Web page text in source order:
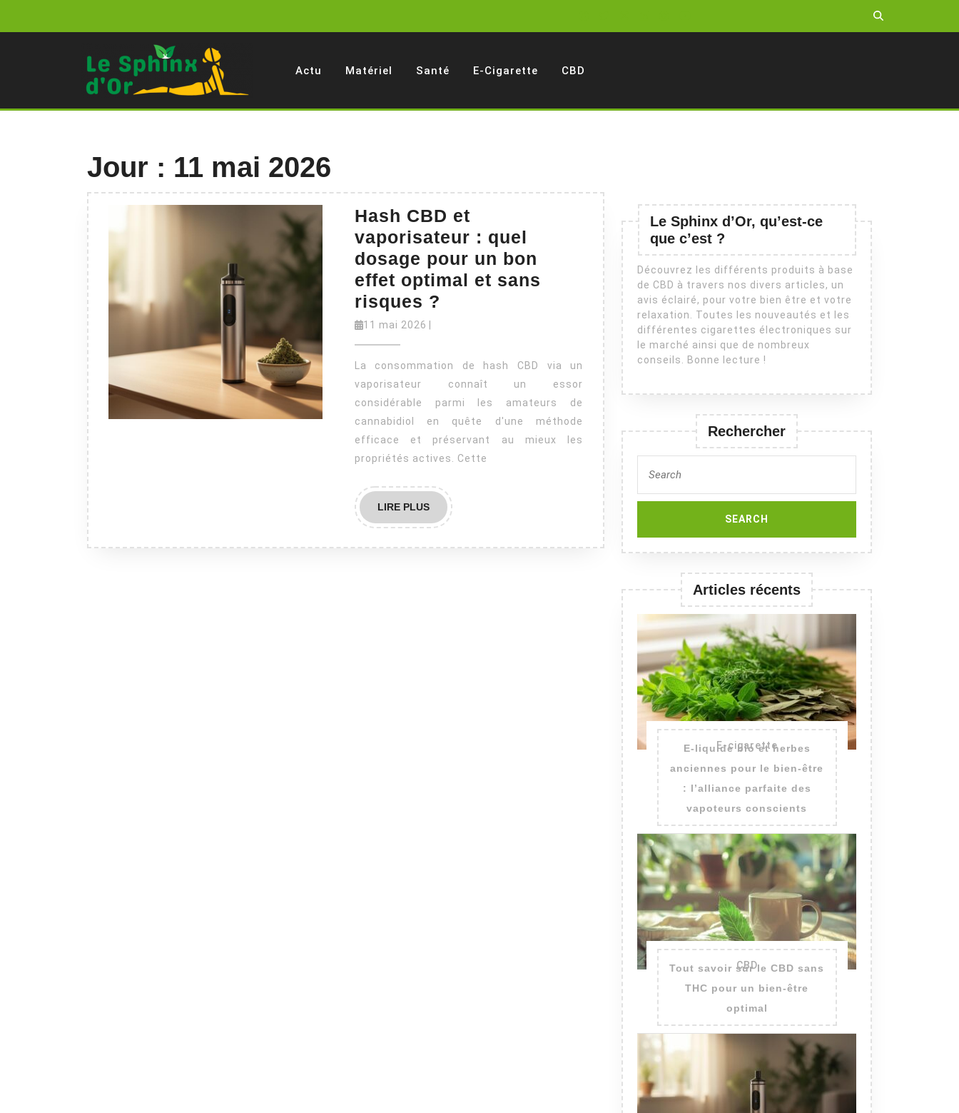
Actu Matériel Santé E-Cigarette CBD
Jour : 11 mai 2026
Hash CBD et
vaporisateur : quel
dosage pour un bon
effet optimal et sans
risques ?
vaporisateur
quel
dosage
pour
bon
effet
11 mai 2026 11
vaporisateur connaît un essor
considérable parmi les amateurs de
cannabidiol en quête d'une méthode
efficace et préservant au mieux les
propriétés actives. Cette
LIRE PLUSLIRE
PLUS
Le Sphinx d’Or, qu’est-ce
que c’est ?
Découvrez les différents produits à base
de CBD à travers nos divers articles, un
avis éclairé, pour votre bien être et votre
relaxation. Toutes les nouveautés et les
différentes cigarettes électroniques sur
le marché ainsi que de nombreux
conseils. Bonne lecture !
Rechercher
for:
Articles récents
E-cigarette
E-liquide bio et herbes
anciennes pour le bien-être
: l’alliance parfaite des
vapoteurs conscients
CBD
Tout savoir sur le CBD sans
THC pour un bien-être
optimal